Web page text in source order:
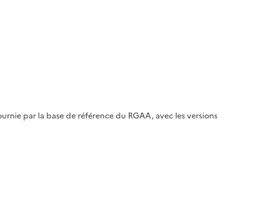
par la base de référence du RGAA, avec les versions